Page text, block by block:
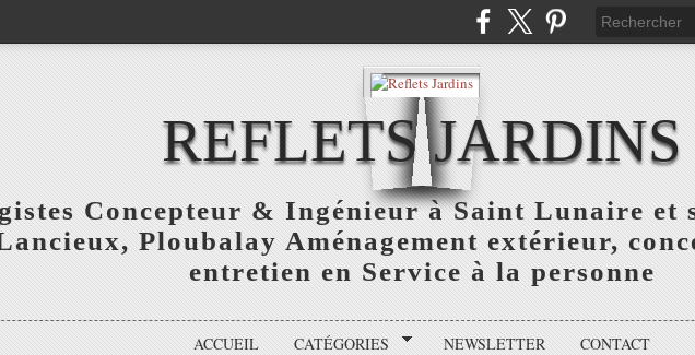
REFLETS JARDINS
Concepteur & Ingénieur à Saint Lunaire et
Ploubalay Aménagement extérieur,
entretien en Service à la personne
ACCUEIL CATÉGORIES NEWSLETTER CONTACT